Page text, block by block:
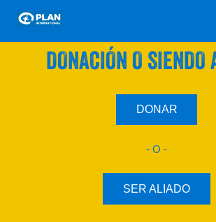
SÚMATE A NUESTRO
DONACIÓN O SIENDO
DONAR
- O -
SER ALIADO